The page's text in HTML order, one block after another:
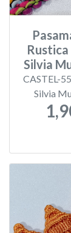
Rustica
Silvia
CASTEL-
Silvia